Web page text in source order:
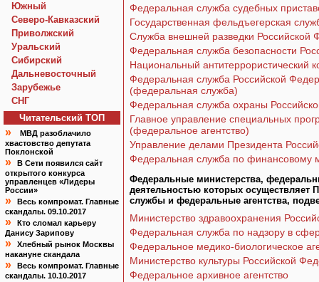
Южный
Северо-Кавказский
Приволжский
Уральский
Сибирский
Дальневосточный
Зарубежье
СНГ
Читательский TOП
»
МВД разоблачило
хвастовство депутата
Поклонской
»
В Сети появился сайт
открытого конкурса
управленцев «Лидеры
России»
»
Весь компромат. Главные
скандалы. 09.10.2017
»
Кто сломал карьеру
Данису Зарипову
»
Хлебный рынок Москвы
накануне скандала
»
Весь компромат. Главные
скандалы. 10.10.2017
Федеральная служба судебных
Государственная фельдъегерская
Служба внешней разведки
Федеральная служба безопасности
Национальный антитеррористический
Федеральная служба Российской
(федеральная служба)
Федеральная служба охраны
Главное управление специальных
(федеральное агентство)
Управление делами Президента
Федеральная служба по финансовому
Федеральные министерства,
деятельностью которых осуществляет
службы и федеральные агентства,
Министерство здравоохранения
Федеральная служба по надзору в
Федеральное медико-биологическое
Министерство культуры Российской
Федеральное архивное агентство